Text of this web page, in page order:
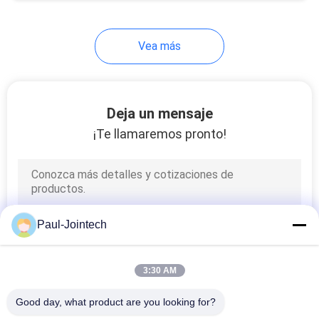
Sensor llano del
gasolina diesel
gps del vehículo que
siguen el dispositivo
Vea más
Deja un mensaje
¡Te llamaremos pronto!
Paul-Jointech
3:30 AM
Good day, what product are you looking for?